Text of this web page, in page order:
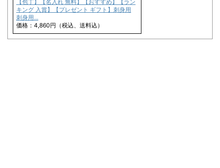
【包丁】【名入れ 無料】【おすすめ】【ラン
キング 入賞】【プレゼント ギフト】刺身用
刺身用...
価格：4,860円（税込、送料込）